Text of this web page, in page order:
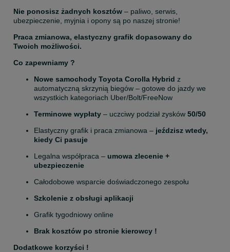
Nie ponosisz żadnych kosztów – paliwo, serwis,
ubezpieczenie, myjnia i opony są po naszej stronie!
Praca zmianowa, elastyczny grafik dopasowany do
Twoich możliwości.
Co zapewniamy ?
Nowe samochody Toyota Corolla Hybrid z
automatyczną skrzynią biegów – gotowe do jazdy we
wszystkich kategoriach Uber/Bolt/FreeNow
Terminowe wypłaty – uczciwy podział zysków 50/50
Elastyczny grafik i praca zmianowa – jeździsz wtedy,
kiedy Ci pasuje
Legalna współpraca – umowa zlecenie +
ubezpieczenie
Całodobowe wsparcie doświadczonego zespołu
Szkolenie z obsługi aplikacji
Grafik tygodniowy online
Brak kosztów po stronie kierowcy !
Dodatkowe korzyści !